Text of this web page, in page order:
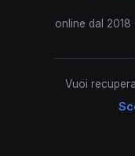
online dal 2018
Vuoi